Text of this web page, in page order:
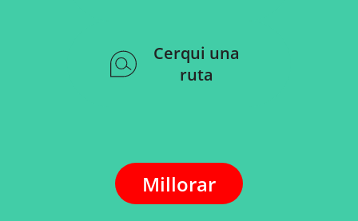
Cerqui una
ruta
Millorar